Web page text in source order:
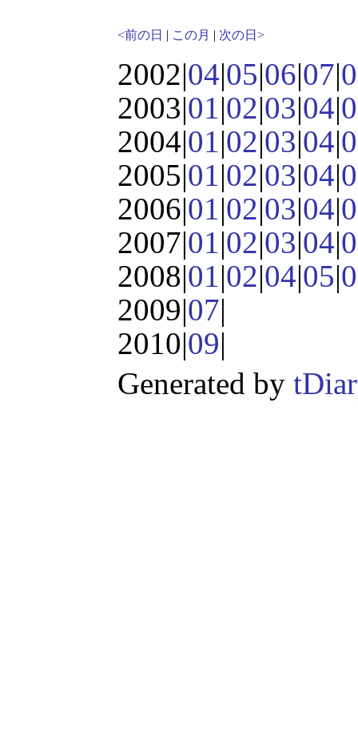
<前の日 | この月 | 次の日>
2002|04|05|06|07|
2003|01|02|03|04|
2004|01|02|03|04|
2005|01|02|03|04|
2006|01|02|03|04|
2007|01|02|03|04|
2008|01|02|04|05|
2009|07|
2010|09|
Generated by